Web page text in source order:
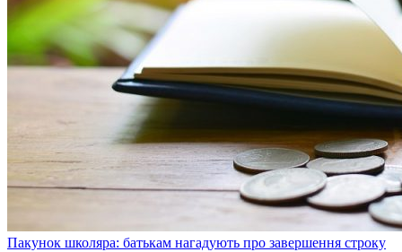
Пакунок школяра: батькам нагадують про завершення строку